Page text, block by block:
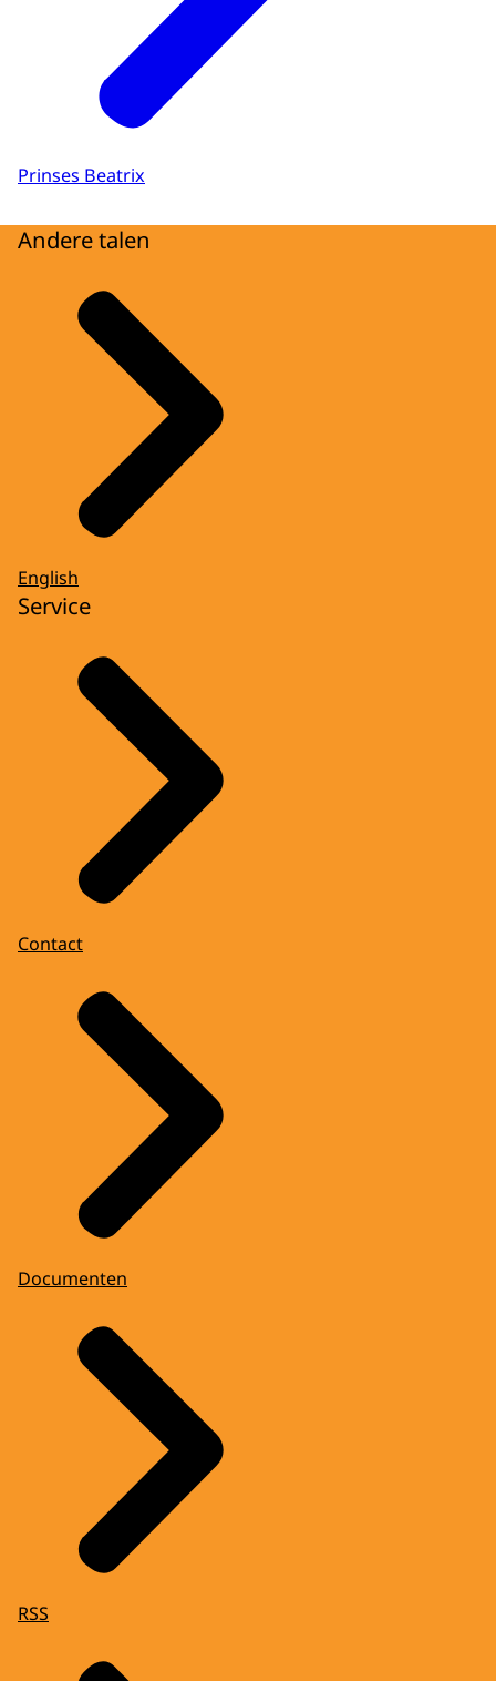
Prinses Beatrix
Andere talen
English
Service
Contact
Documenten
RSS